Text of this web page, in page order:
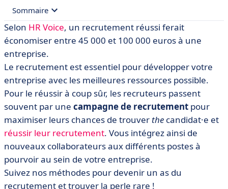
Sommaire
• Étape n° 1 : identifier le poste à pourvoir
• Étape n° 2 : attirer le candidat parfait
• Étape n° 3 : diffuser l'offre d'emploi
• Ḗtape n° 4 : organiser un entretien efficace
• Étape n°5 : utiliser un logiciel pour gagner en
efficacité
• 5 exemples de campagnes de recrutement
inspirantes pour oser se démarquer
Selon HR Voice, un recrutement réussi ferait
économiser entre 45 000 et 100 000 euros à une
entreprise.
Le recrutement est essentiel pour développer votre
entreprise avec les meilleures ressources possible.
Pour le réussir à coup sûr, les recruteurs passent
souvent par une campagne de recrutement pour
maximiser leurs chances de trouver the candidat·e et
réussir leur recrutement. Vous intégrez ainsi de
nouveaux collaborateurs aux différents postes à
pourvoir au sein de votre entreprise.
Suivez nos méthodes pour devenir un as du
recrutement et trouver la perle rare !